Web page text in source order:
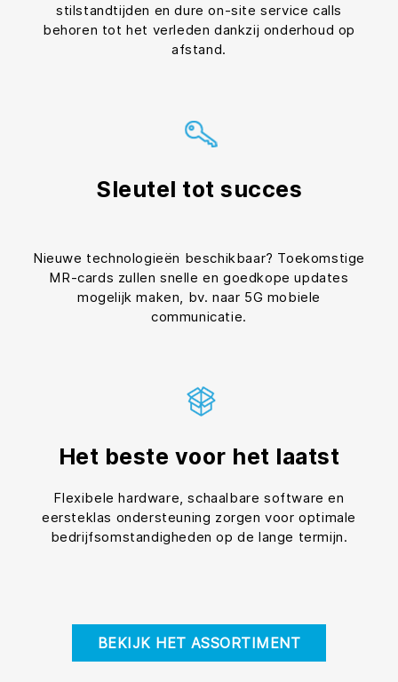
stilstandtijden en dure on-site service calls
behoren tot het verleden dankzij onderhoud op
afstand.
Sleutel tot succes
Nieuwe technologieën beschikbaar? Toekomstige
MR-cards zullen snelle en goedkope updates
mogelijk maken, bv. naar 5G mobiele
communicatie.
Het beste voor het laatst
Flexibele hardware, schaalbare software en
eersteklas ondersteuning zorgen voor optimale
bedrijfsomstandigheden op de lange termijn.
BEKIJK HET ASSORTIMENT